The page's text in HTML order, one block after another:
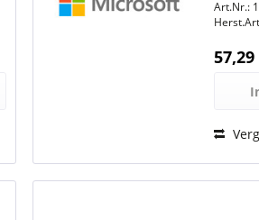
Art.Nr.: